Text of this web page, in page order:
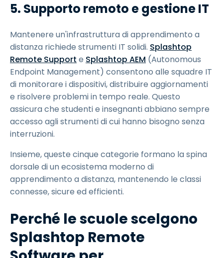
5. Supporto remoto e gestione IT
Mantenere un'infrastruttura di apprendimento a
distanza richiede strumenti IT solidi. Splashtop
Remote Support e Splashtop AEM (Autonomous
Endpoint Management) consentono alle squadre IT
di monitorare i dispositivi, distribuire aggiornamenti
e risolvere problemi in tempo reale. Questo
assicura che studenti e insegnanti abbiano sempre
accesso agli strumenti di cui hanno bisogno senza
interruzioni.
Insieme, queste cinque categorie formano la spina
dorsale di un ecosistema moderno di
apprendimento a distanza, mantenendo le classi
connesse, sicure ed efficienti.
Perché le scuole scelgono
Splashtop Remote